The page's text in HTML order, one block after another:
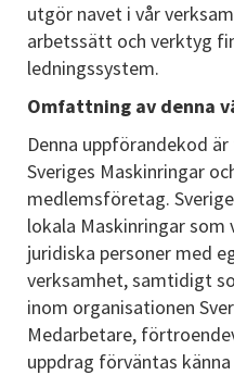
utgör navet i vår
arbetssätt och verktyg
ledningssystem.
Omfattning av denna
Denna uppförandekod
Sveriges Maskinringar
medlemsföretag.
lokala Maskinringar som
juridiska personer med
verksamhet, samtidigt
inom organisationen
Medarbetare,
uppdrag förväntas